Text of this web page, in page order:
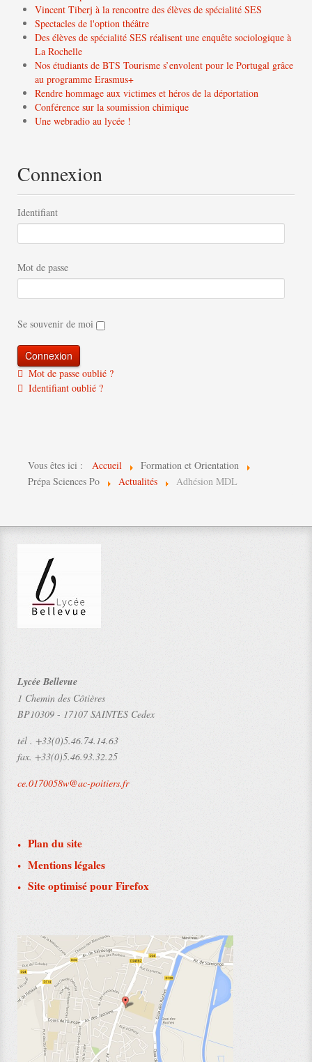
Vincent Tiberj à la rencontre des élèves de spécialité SES
Spectacles de l'option théâtre
Des élèves de spécialité SES réalisent une enquête sociologique à
La Rochelle
Nos étudiants de BTS Tourisme s’envolent pour le Portugal grâce
au programme Erasmus+
Rendre hommage aux victimes et héros de la déportation
Conférence sur la soumission chimique
Une webradio au lycée !
Connexion
Identifiant
Mot de passe
Se souvenir de moi
Mot de passe oublié ?
Identifiant oublié ?
Vous êtes ici : Accueil
Formation et Orientation
Prépa Sciences Po
Actualités Adhésion MDL
Lycée Bellevue
1 Chemin des Côtières
BP10309 - 17107 SAINTES Cedex
tél . +33(0)5.46.74.14.63
fax. +33(0)5.46.93.32.25
ce.0170058w@ac-poitiers.fr
Plan du site
Mentions légales
Site optimisé pour Firefox